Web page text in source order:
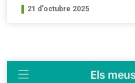
21 d'octubre 2025